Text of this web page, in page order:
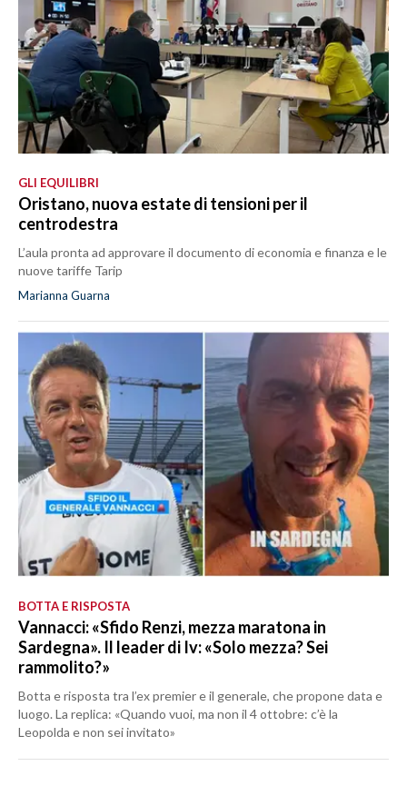
GLI EQUILIBRI
Oristano, nuova estate di tensioni per il
centrodestra
L’aula pronta ad approvare il documento di economia e finanza e le
nuove tariffe Tarip
Marianna Guarna
BOTTA E RISPOSTA
Vannacci: «Sfido Renzi, mezza maratona in
Sardegna». Il leader di Iv: «Solo mezza? Sei
rammolito?»
Botta e risposta tra l’ex premier e il generale, che propone data e
luogo. La replica: «Quando vuoi, ma non il 4 ottobre: c’è la
Leopolda e non sei invitato»